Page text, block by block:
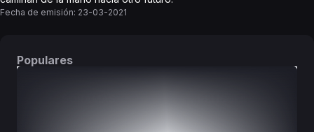
Fecha de emisión: 23-03-2021
Populares